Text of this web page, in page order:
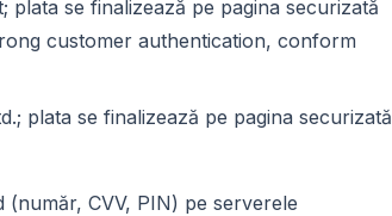
plata se finalizează pe pagina securizată
customer authentication, conform
plata se finalizează pe pagina securizată
(număr, CVV, PIN) pe serverele